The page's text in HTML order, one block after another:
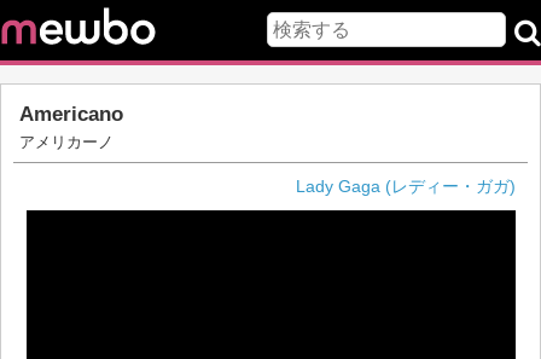
Americano
アメリカーノ
Lady Gaga (レディー・ガガ)